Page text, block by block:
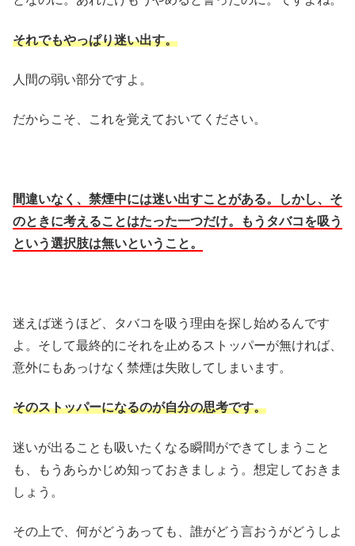
それでもやっぱり迷い出す。
人間の弱い部分ですよ。
だからこそ、これを覚えておいてください。
間違いなく、禁煙中には迷い出すことがある。しかし、そ
のときに考えることはたった一つだけ。もうタバコを吸う
という選択肢は無いということ。
迷えば迷うほど、タバコを吸う理由を探し始めるんです
よ。そして最終的にそれを止めるストッパーが無ければ、
意外にもあっけなく禁煙は失敗してしまいます。
そのストッパーになるのが自分の思考です。
迷いが出ることも吸いたくなる瞬間ができてしまうこと
も、もうあらかじめ知っておきましょう。想定しておきま
しょう。
その上で、何がどうあっても、誰がどう言おうがどうしよ